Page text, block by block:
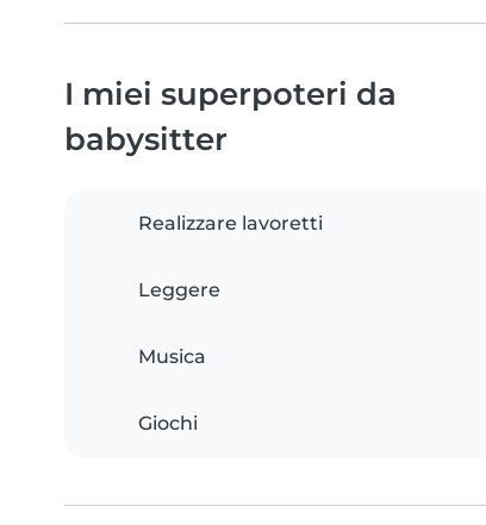
I miei superpoteri da
babysitter
Realizzare lavoretti
Leggere
Musica
Giochi